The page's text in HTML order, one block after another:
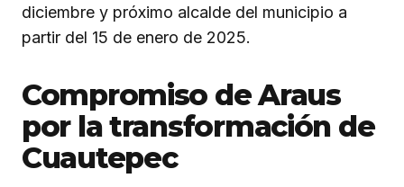
diciembre y próximo alcalde del municipio a
partir del 15 de enero de 2025.
Compromiso de Araus
por la transformación de
Cuautepec